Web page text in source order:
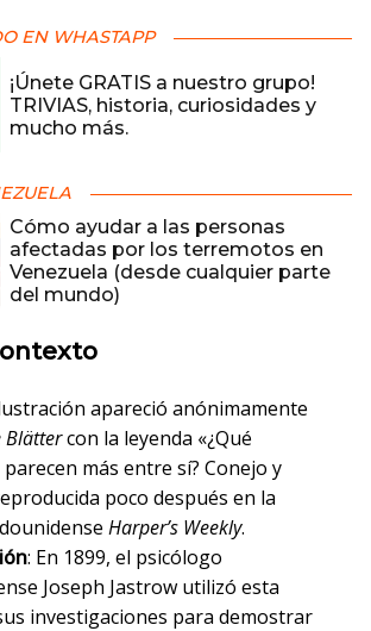
EN WHASTAPP
¡Únete GRATIS a nuestro grupo!
TRIVIAS, historia, curiosidades y
mucho más.
Cómo ayudar a las personas
afectadas por los terremotos en
Venezuela (desde cualquier parte
del mundo)
apareció anónimamente
Blättercon la leyenda «¿Qué
más entre sí? Conejo y
poco después en la
Harper’s Weekly.
: En 1899, el psicólogo
Joseph Jastrow utilizó esta
investigaciones para demostrar